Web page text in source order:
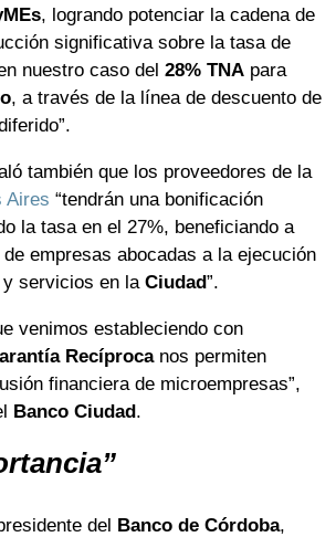
, logrando potenciar la cadena de
significativa sobre la tasa de
nuestro caso del 28% TNA para
, a través de la línea de descuento de
también que los proveedores de la
Aires “tendrán una bonificación
la tasa en el 27%, beneficiando a
empresas abocadas a la ejecución
servicios en la Ciudad”.
venimos estableciendo con
Recíprocanos permiten
financiera de microempresas”,
Banco Ciudad .
del Banco de Córdoba,